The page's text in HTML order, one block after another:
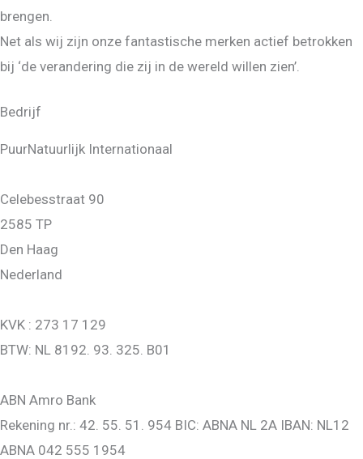
brengen.
Net als wij zijn onze fantastische merken actief betrokken
bij ‘de verandering die zij in de wereld willen zien’.
Bedrijf
PuurNatuurlijk Internationaal
Celebesstraat 90
2585 TP
Den Haag
Nederland
KVK : 273 17 129
BTW: NL 8192. 93. 325. B01
ABN Amro Bank
Rekening nr.: 42. 55. 51. 954 BIC: ABNA NL 2A IBAN: NL12
ABNA 042 555 1954